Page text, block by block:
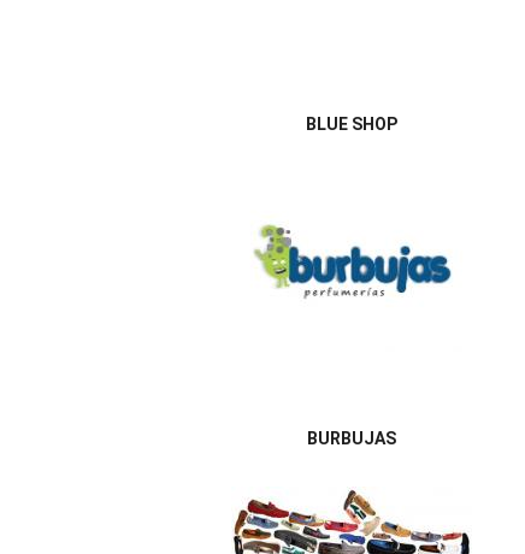
BLUE SHOP
BURBUJAS